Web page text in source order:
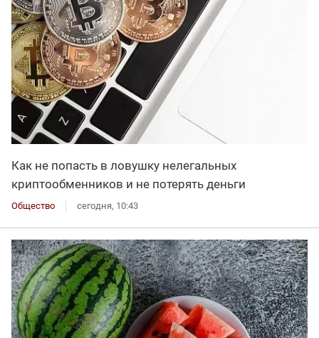
Как не попасть в ловушку нелегальных
криптообменников и не потерять деньги
Общество сегодня, 10:43